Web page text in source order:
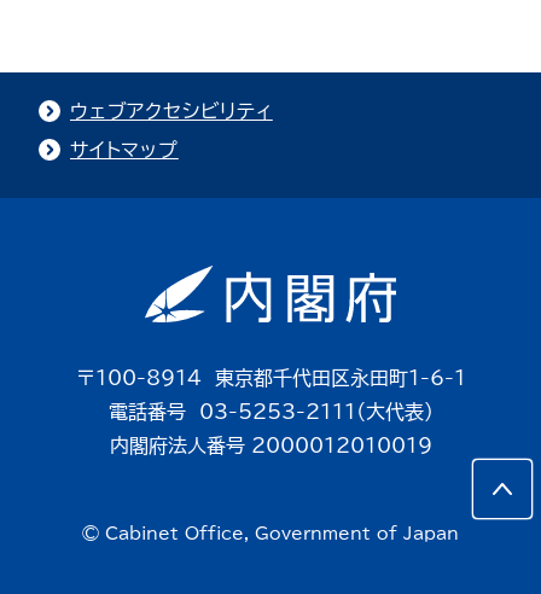
ウェブアクセシビリティ
サイトマップ
〒100-8914 東京都千代田区永田町1-6-1
電話番号 03-5253-2111（大代表）
内閣府法人番号 2000012010019
© Cabinet Office, Government of Japan